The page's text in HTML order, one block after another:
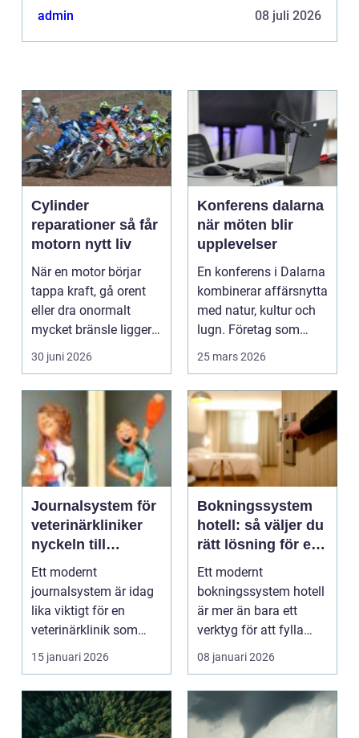
moderna hot utgör. Lösningen kan l...
admin 08 juli 2026
Cylinder
reparationer så får
motorn nytt liv
När en motor börjar
tappa kraft, gå orent
eller dra onormalt
mycket bränsle ligger
felet ofta i cyli...
30 juni 2026
Konferens dalarna
när möten blir
upplevelser
En konferens i Dalarna
kombinerar affärsnytta
med natur, kultur och
lugn. Företag som
25 mars 2026
Journalsystem för
veterinärkliniker
nyckeln till
smidigare vardag
och säkrare vård
Ett modernt
journalsystem är idag
lika viktigt för en
veterinärklinik som
röntgenutrustning och
oper...
15 januari 2026
Bokningssystem
hotell: så väljer du
rätt lösning för en
modern
gästupplevelse
Ett modernt
bokningssystem hotell
är mer än bara ett
verktyg för att fylla
rum. F&oum...
08 januari 2026